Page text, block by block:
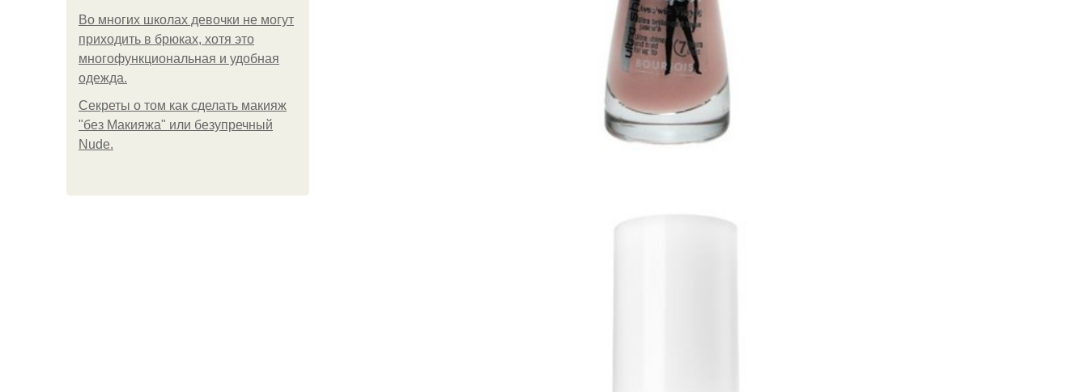
Во многих школах девочки не могут
приходить в брюках, хотя это
многофункциональная и удобная
одежда.
Секреты о том как сделать макияж
"без Макияжа" или безупречный
Nude.